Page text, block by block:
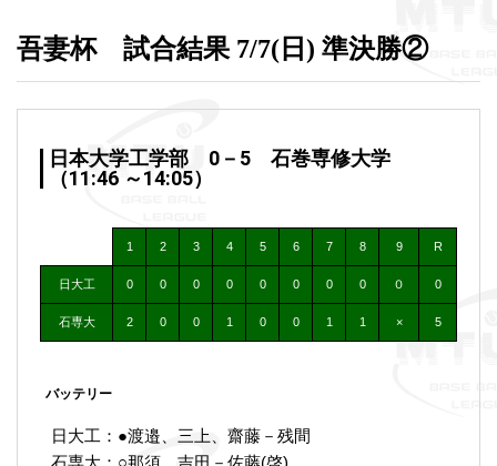
吾妻杯 試合結果 7/7(日) 準決勝②
日本大学工学部 0－5 石巻専修大学
（11:46 ～14:05）
1 2 3 4 5 6 7 8 9 R
日大工 0 0 0 0 0 0 0 0 ０ 0
石専大 2 0 0 1 0 0 1 1 × 5
バッテリー
日大工：●渡邉、三上、齋藤－残間